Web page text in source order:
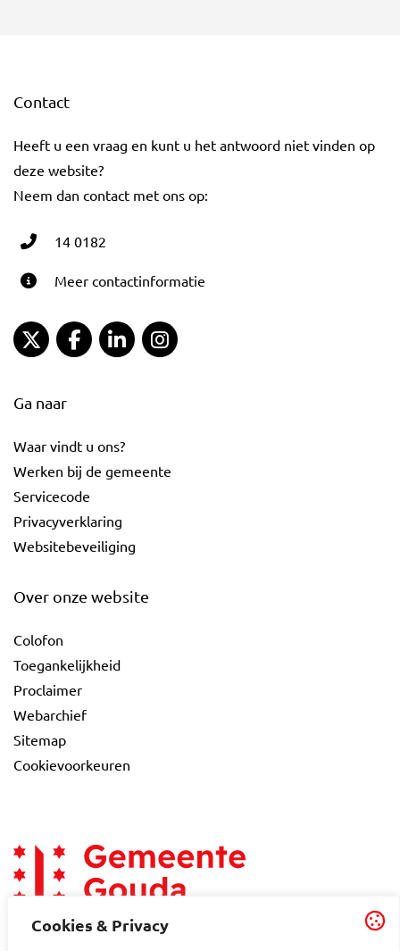
Cookies & Privacy
Contact
Heeft u een vraag en kunt u het antwoord niet vinden op
deze website?
Neem dan contact met ons op:
14 0182
Meer contactinformatie
Gemeente Gouda Twitter
Gemeente Gouda Facebook
Gemeente Gouda LinkedIn
Ga naar
Waar vindt u ons?
Werken bij de gemeente
Servicecode
Privacyverklaring
Websitebeveiliging
Over onze website
Colofon
Toegankelijkheid
Proclaimer
Webarchief
Sitemap
Cookievoorkeuren